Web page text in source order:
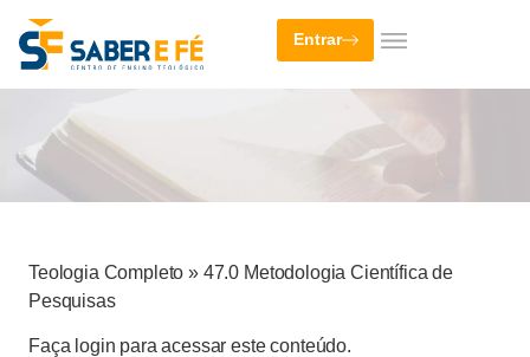
Entrar
Teologia Completo » 47.0 Metodologia Científica de
Pesquisas
Faça login para acessar este conteúdo.